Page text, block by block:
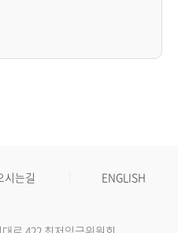
시는길 ENGLISH